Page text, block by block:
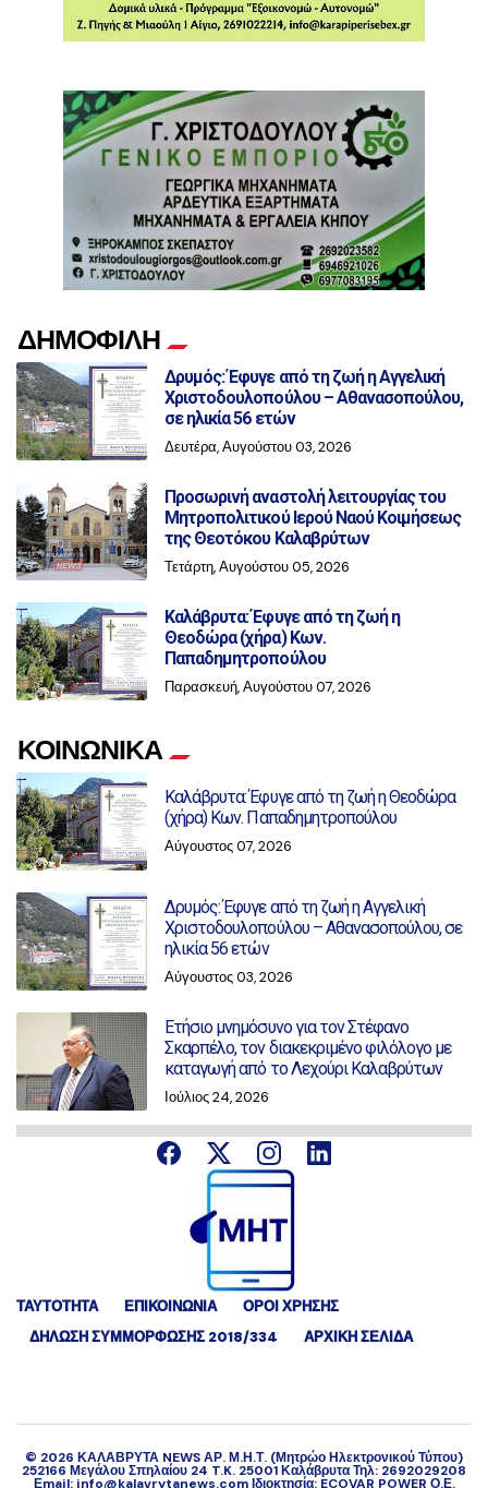
ΔΗΜΟΦΙΛΗ
Δρυμός: Έφυγε από τη ζωή η Αγγελική
Χριστοδουλοπούλου – Αθανασοπούλου,
σε ηλικία 56 ετών
Δευτέρα, Αυγούστου 03, 2026
Προσωρινή αναστολή λειτουργίας του
Μητροπολιτικού Ιερού Ναού Κοιμήσεως
της Θεοτόκου Καλαβρύτων
Τετάρτη, Αυγούστου 05, 2026
Καλάβρυτα: Έφυγε από τη ζωή η
Θεοδώρα (χήρα) Κων.
Παπαδημητροπούλου
Παρασκευή, Αυγούστου 07, 2026
ΚΟΙΝΩΝΙΚΑ
Καλάβρυτα: Έφυγε από τη ζωή η Θεοδώρα
(χήρα) Κων. Παπαδημητροπούλου
Αύγουστος 07, 2026
Δρυμός: Έφυγε από τη ζωή η Αγγελική
Χριστοδουλοπούλου – Αθανασοπούλου, σε
ηλικία 56 ετών
Αύγουστος 03, 2026
Ετήσιο μνημόσυνο για τον Στέφανο
Σκαρπέλο, τον διακεκριμένο φιλόλογο με
καταγωγή από το Λεχούρι Καλαβρύτων
Ιούλιος 24, 2026
ΤΑΥΤΟΤΗΤΑ ΕΠΙΚΟΙΝΩΝΙΑ
ΟΡΟΙ ΧΡΗΣΗΣ
ΔΉΛΩΣΗ ΣΥΜΜΌΡΦΩΣΗΣ 2018/334
ΑΡΧΙΚΗ ΣΕΛΙΔΑ
© 2026 ΚΑΛΑΒΡΥΤΑ NEWS ΑΡ. Μ.Η.Τ. (Μητρώο Ηλεκτρονικού Τύπου)
252166 Μεγάλου Σπηλαίου 24 T.K. 25001 Καλάβρυτα Τηλ: 2692029208
Εmail: info@kalavrytanews.com Ιδιοκτησία: ECOVAR POWER Ο.Ε.